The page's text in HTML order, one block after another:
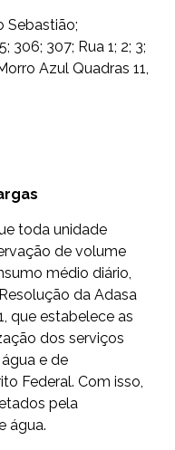
Sebastião;
306; 307; Rua 1; 2; 3;
Azul Quadras 11,
toda unidade
de volume
médio diário,
da Adasa
que estabelece as
dos serviços
e de
Federal. Com isso,
pela
água.